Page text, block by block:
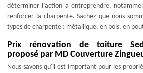
déterminer l’action à entreprendre,
renforcer la charpente. Sachez que nous
types de charpente : métallique, en bois, en
Prix rénovation de toiture
proposé par MD Couverture
Nous savons qu'il est important pour les